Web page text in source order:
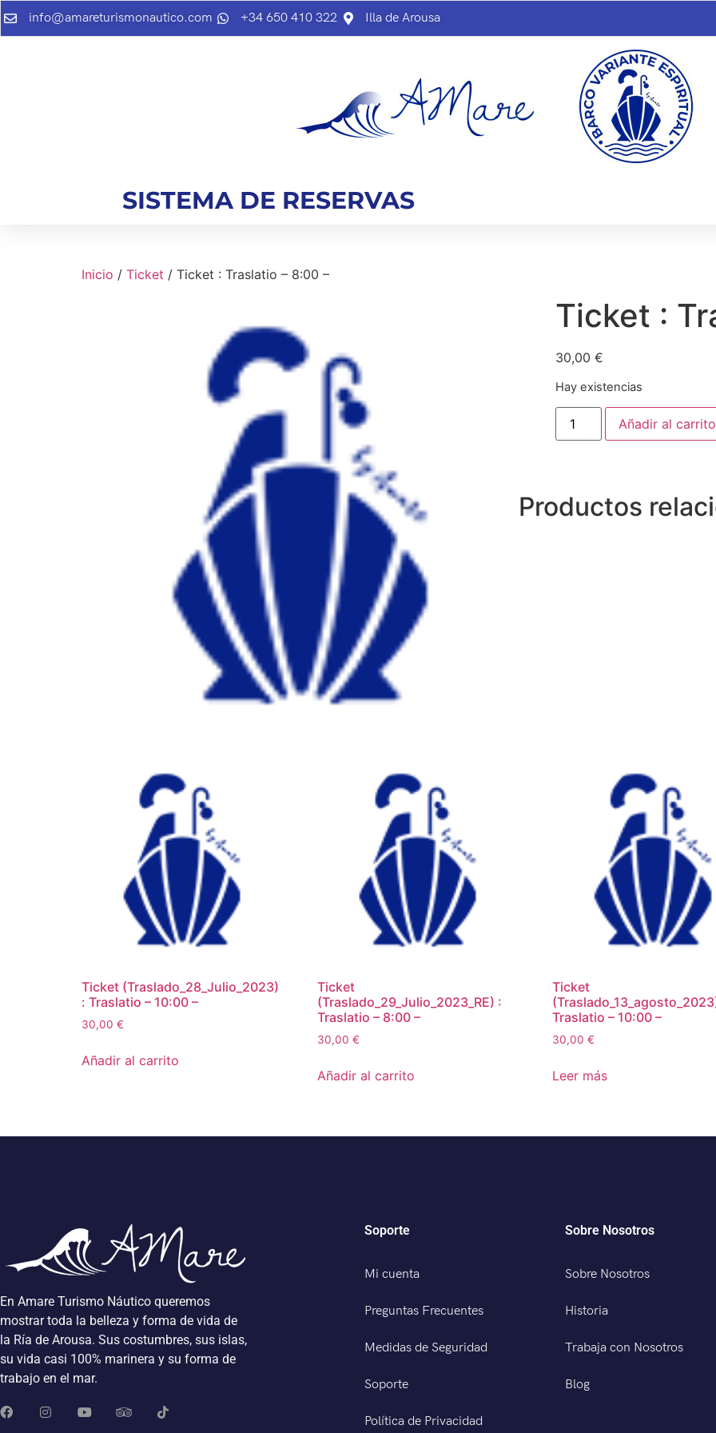
info@amareturismonautico.com +34 650 410 322 Illa de Arousa
SISTEMA DE RESERVAS
Inicio / Ticket / Ticket : Traslatio – 8:00 –
Ticket :
30,00 €
Hay existencias
Añadir al carrito
Productos
Ticket (Traslado_28_Julio_2023)
: Traslatio – 10:00 –
30,00 €
Añadir al carrito
Ticket
(Traslado_29_Julio_2023_RE) :
Traslatio – 8:00 –
30,00 €
Añadir al carrito
Ticket
Traslatio – 10:00 –
30,00€
Leer más
En Amare Turismo Náutico queremos
mostrar toda la belleza y forma de vida de
la Ría de Arousa. Sus costumbres, sus islas,
su vida casi 100% marinera y su forma de
trabajo en el mar.
Soporte
Mi cuenta
Preguntas Frecuentes
Medidas de Seguridad
Soporte
Política de Privacidad
Sobre Nosotros
Sobre Nosotros
Historia
Trabaja con Nosotros
Blog